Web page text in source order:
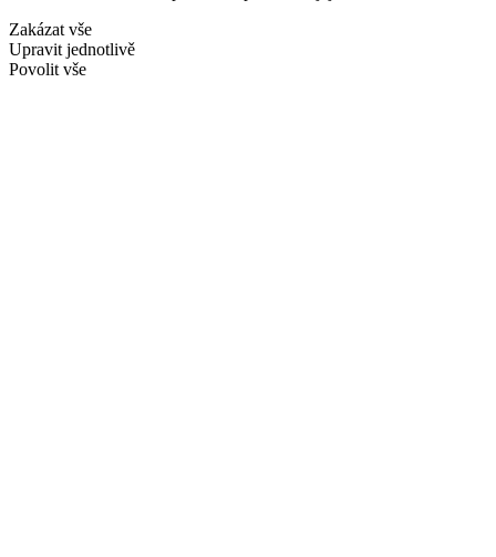
Zakázat vše
Upravit jednotlivě
Povolit vše